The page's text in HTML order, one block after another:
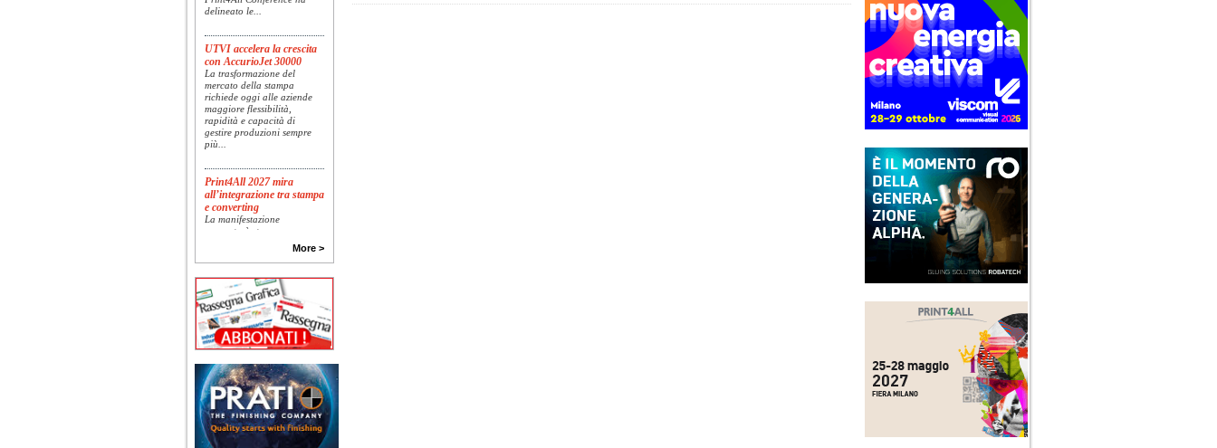
delineato le...
UTVI accelera la crescita
con AccurioJet 30000
La trasformazione del
mercato della stampa
richiede oggi alle aziende
maggiore flessibilità,
rapidità e capacità di
gestire produzioni sempre
più...
Print4All 2027 mira
all’integrazione tra stampa
e converting
La manifestazione
racconterà stampa e
applicazioni industriali, fino
Una...
Platinum Technologies
presenta SIGNATURE
Flatbed
sviluppo e analisi
approfondita delle reali
esigenze produttive del
mercato, Platinum
Technologies, centro
europeo di ricerca e...
More >